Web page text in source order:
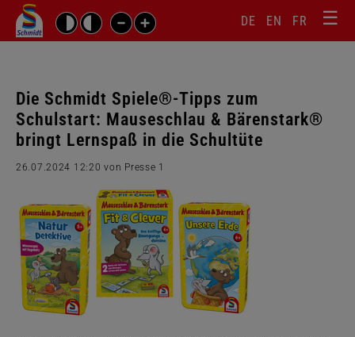
☰
DE EN FR
Suchbegriffe
Die Schmidt Spiele®-Tipps zum
Schulstart: Mauseschlau & Bärenstark®
bringt Lernspaß in die Schultüte
26.07.2024 12:20 von Presse 1